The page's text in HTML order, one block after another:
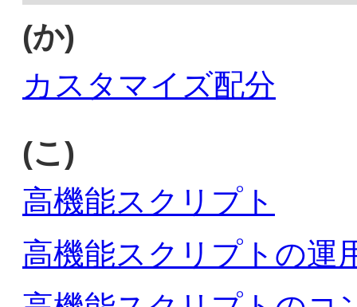
(か)
カスタマイズ配分
(こ)
高機能スクリプト
高機能スクリプトの運